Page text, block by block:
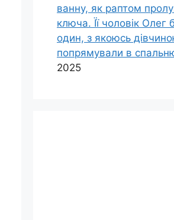
ванну, як раптом
ключа. Її чоловік Олег
один, з якоюсь
попрямували в
2025